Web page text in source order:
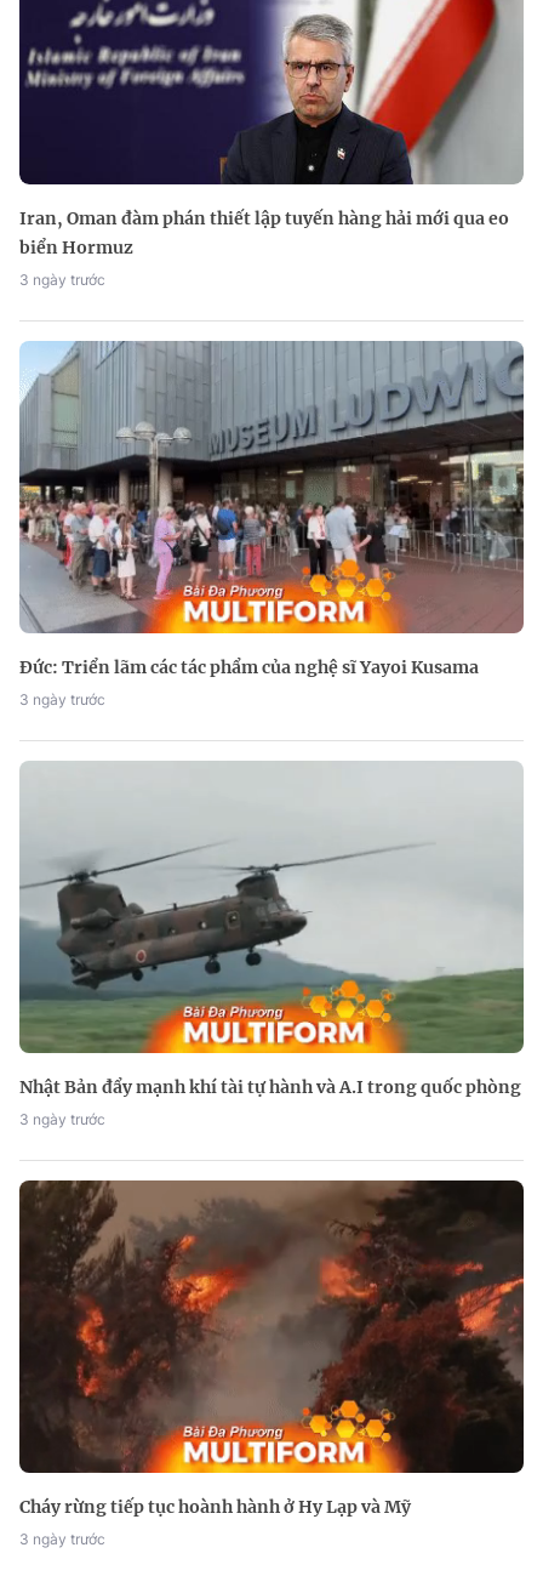
Iran, Oman đàm phán thiết lập tuyến hàng hải mới qua eo
biển Hormuz
3 ngày trước
Đức: Triển lãm các tác phẩm của nghệ sĩ Yayoi Kusama
3 ngày trước
Nhật Bản đẩy mạnh khí tài tự hành và A.I trong quốc phòng
3 ngày trước
Cháy rừng tiếp tục hoành hành ở Hy Lạp và Mỹ
3 ngày trước